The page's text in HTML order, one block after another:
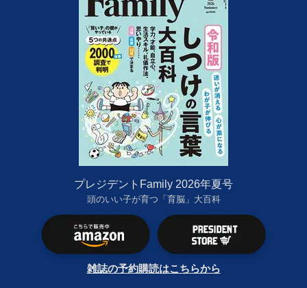
プレジデントFamily 2026年夏号
頭のいい子が育つ「育脳」大百科
雑誌の予約購読はこちらから